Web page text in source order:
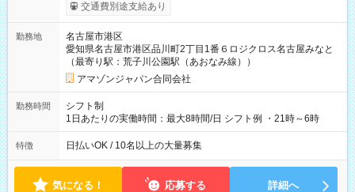
交通費別途支給あり
勤務地
名古屋市港区
愛知県名古屋市港区品川町2丁目1番６ロジクロス名古屋みなと
（最寄り駅：荒子川公園駅（あおなみ線））
アマゾンジャパン合同会社
勤務時間
シフト制
1日あたりの実働時間：最大8時間/日 シフト例 ・21時～6時
特徴 日払いOK / 10名以上の大量募集
気になる！ 応募する 詳細へ